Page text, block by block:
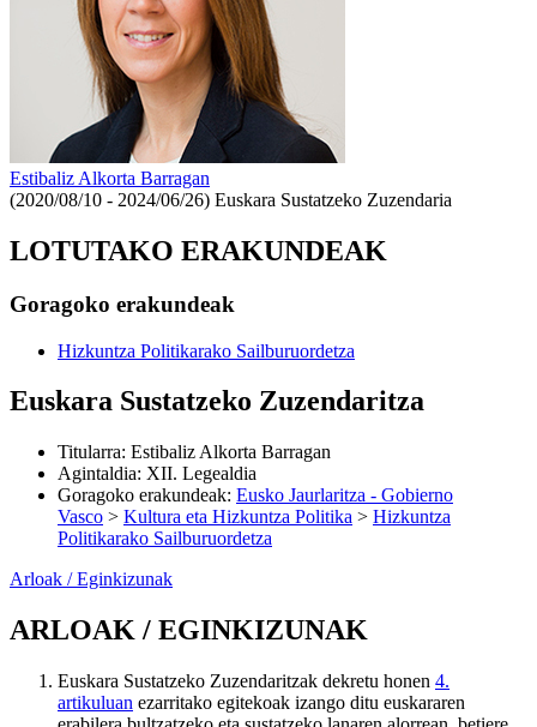
Estibaliz Alkorta Barragan
(2020/08/10 - 2024/06/26) Euskara Sustatzeko Zuzendaria
LOTUTAKO ERAKUNDEAK
Goragoko erakundeak
Hizkuntza Politikarako Sailburuordetza
Euskara Sustatzeko Zuzendaritza
Titularra: Estibaliz Alkorta Barragan
Agintaldia: XII. Legealdia
Goragoko erakundeak: Eusko Jaurlaritza - Gobierno
Vasco > Kultura eta Hizkuntza Politika > Hizkuntza
Politikarako Sailburuordetza
Arloak / Eginkizunak
ARLOAK / EGINKIZUNAK
Euskara Sustatzeko Zuzendaritzak dekretu honen 4.
artikuluan ezarritako egitekoak izango ditu euskararen